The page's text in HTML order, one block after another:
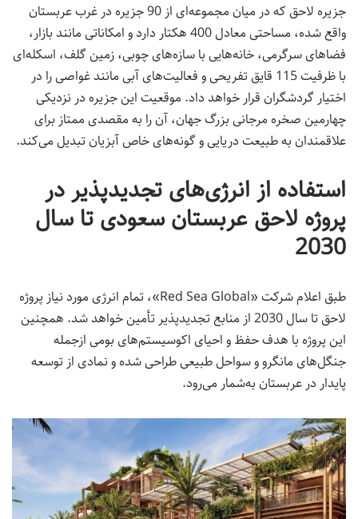
جزیره لاحق که در میان مجموعه‌ای از 90 جزیره در غرب عربستان
واقع شده، مساحتی معادل 400 هکتار دارد و امکاناتی مانند بازار،
فضاهای سرگرمی، خانه‌هایی با سازه‌های چوبی، زمین گلف، اسکله‌ای
با ظرفیت 115 قایق تفریحی و فعالیت‌های آبی مانند غواصی را در
اختیار گردشگران قرار خواهد داد. موقعیت این جزیره در نزدیکی
چهارمین صخره مرجانی بزرگ جهان، آن را به مقصدی ممتاز برای
علاقمندان به طبیعت دریایی و گونه‌های خاص آبزیان تبدیل می‌کند.
استفاده از انرژی‌های تجدیدپذیر در
پروژه لاحق عربستان سعودی تا سال
2030
طبق اعلام شرکت «Red Sea Global»، تمام انرژی مورد نیاز پروژه
لاحق تا سال 2030 از منابع تجدیدپذیر تأمین خواهد شد. همچنین
این پروژه با هدف حفظ و احیای اکوسیستم‌های بومی ازجمله
جنگل‌های مانگرو و سواحل طبیعی طراحی شده و نمادی از توسعه
پایدار در عربستان به‌شمار می‌رود.